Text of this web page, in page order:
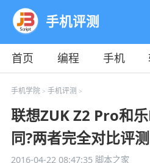
手机评测
首页 编程 手机
教程
平面
手机学院> 手机评测 >
联想ZUK Z2 Pro和
同?两者完全对比评测
2016-04-22 08:47:35脚本之家